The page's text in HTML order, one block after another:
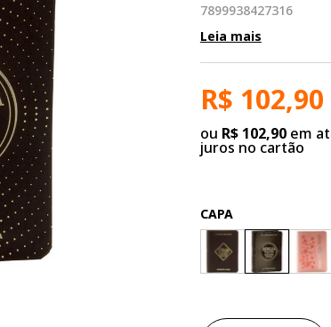
7899938427316
Leia mais
R$ 102,90
ou R$ 102,90em
juros no cartão
CAPA